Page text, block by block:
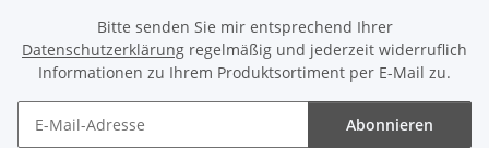
Bitte senden Sie mir entsprechend Ihrer
Datenschutzerklärung regelmäßig und jederzeit widerruflich
Informationen zu Ihrem Produktsortiment per E-Mail zu.
Abonnieren